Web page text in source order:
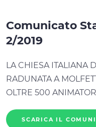
Comunicato
2/2019
LA CHIESA ITALIANA
RADUNATA A
OLTRE 500
SCARICA IL